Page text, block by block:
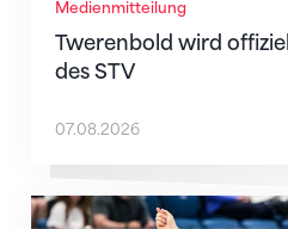
Medienmitteilung
Twerenbold wird
des STV
07.08.2026
Nächster Halt: